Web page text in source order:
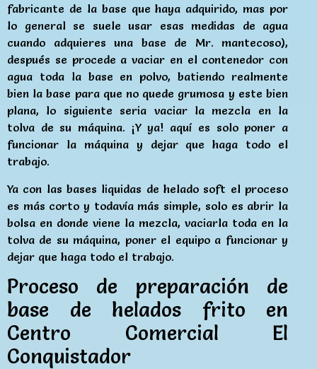
fabricante de la base que haya adquirido, mas por
lo general se suele usar esas medidas de agua
cuando adquieres una base de Mr. mantecoso),
después se procede a vaciar en el contenedor con
agua toda la base en polvo, batiendo realmente
bien la base para que no quede grumosa y este bien
plana, lo siguiente seria vaciar la mezcla en la
tolva de su máquina. ¡Y ya! aquí es solo poner a
funcionar la máquina y dejar que haga todo el
trabajo.
Ya con las bases liquidas de helado soft el proceso
es más corto y todavía más simple, solo es abrir la
bolsa en donde viene la mezcla, vaciarla toda en la
tolva de su máquina, poner el equipo a funcionar y
dejar que haga todo el trabajo.
Proceso de preparación de
base de helados frito en
Centro Comercial El
Conquistador